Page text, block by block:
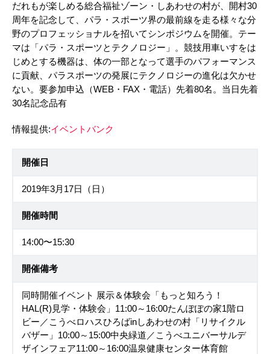
だれもが楽しめる総合福祉ゾーン・しあわせの村が、開村30
周年を記念して、パラ・スポーツ界の最前線を走る様々な分
野のプロフェッショナルを招いてシンポジウムを開催。テー
マは「パラ・スポーツとテクノロジー」。競技用車いすをは
じめとする機器は、体の一部となって選手のパフォーマンス
に貢献、パラスポーツの発展にテクノロジーの進化は欠かせ
ない。要参加申込（WEB・FAX・電話）先着80名。当日先着
30名記念品有
情報提供:イベントバンク
開催日
2019年3月17日（日）
開催時間
14:00〜15:30
開催備考
同時開催イベント 展示＆体験会「もっと知ろう！
HAL(R)見学・体験会」11:00～16:00たんぽぽの家1階ロ
ビー／こうべロハスひろばinしあわせの村「リサイクル
バザー」10:00～15:00中央緑道／こうべユニバーサルデ
ザインフェア11:00～16:00温泉健康センター体育館